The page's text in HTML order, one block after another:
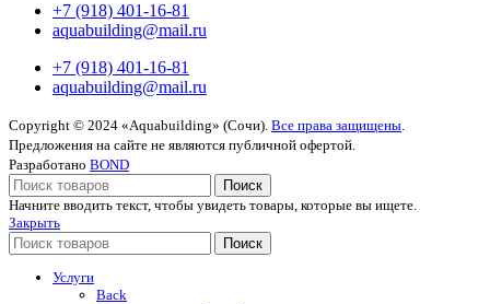
+7 (918) 401-16-81
aquabuilding@mail.ru
+7 (918) 401-16-81
aquabuilding@mail.ru
Copyright © 2024 «Aquabuilding» (Сочи). Все права защищены.
Предложения на сайте не являются публичной офертой.
Разработано BOND
Поиск
Начните вводить текст, чтобы увидеть товары, которые вы ищете.
Закрыть
Поиск
Услуги
Back